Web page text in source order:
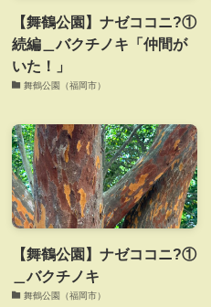
【舞鶴公園】ナゼココニ?①
続編＿バクチノキ「仲間が
いた！」
舞鶴公園（福岡市）
【舞鶴公園】ナゼココニ?①
＿バクチノキ
舞鶴公園（福岡市）